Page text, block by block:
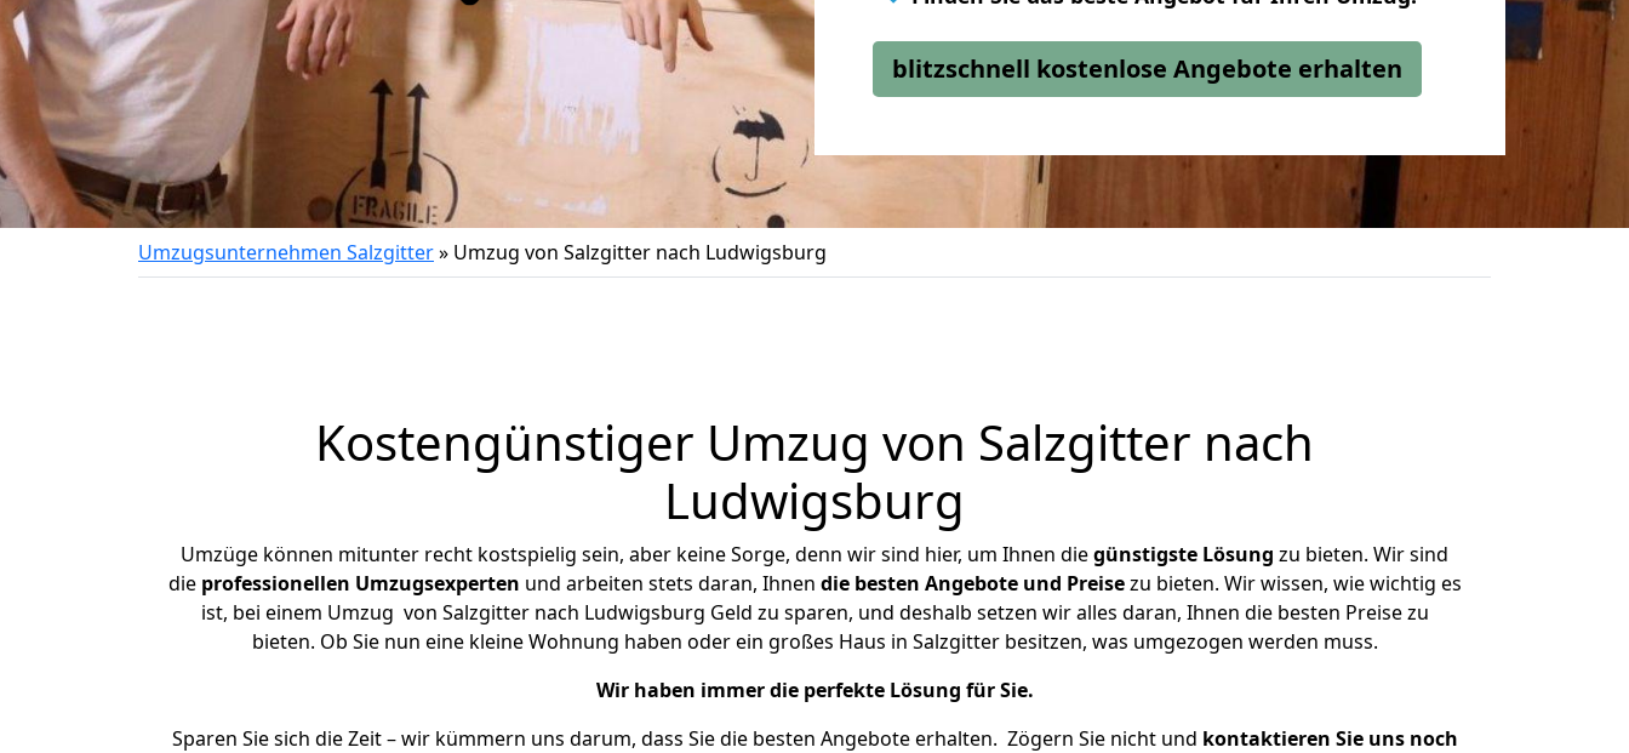
blitzschnell kostenlose Angebote erhalten
Umzugsunternehmen Salzgitter» Umzug von Salzgitter nach Ludwigsburg
Kostengünstiger Umzug von Salzgitter nach
Ludwigsburg
Umzüge können mitunter recht kostspielig sein, aber keine Sorge, denn wir sind hier, um Ihnen diegünstigste Lösung zu bieten. Wir sind
die professionellen Umzugsexperten und arbeiten stets daran, Ihnen die besten Angebote und Preisezu bieten. Wir wissen, wie wichtig es
ist, bei einem Umzug von Salzgitter nach Ludwigsburg Geld zu sparen, und deshalb setzen wir alles daran, Ihnen die besten Preise zu
bieten. Ob Sie nun eine kleine Wohnung haben oder ein großes Haus in Salzgitter besitzen, was umgezogen werden muss.
Wir haben immer die perfekte Lösung für Sie.
Sparen Sie sich die Zeit – wir kümmern uns darum, dass Sie die besten Angebote erhalten. Zögern Sie nicht und kontaktieren Sie uns noch